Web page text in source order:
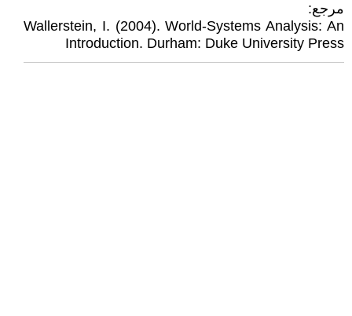
مرجع:
Wallerstein, I. (2004). World-Systems Analysis: An
Introduction. Durham: Duke University Press